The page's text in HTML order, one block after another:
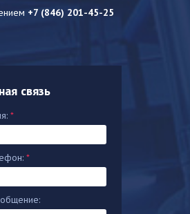
+7 (846) 201-45-25
связь
*
*